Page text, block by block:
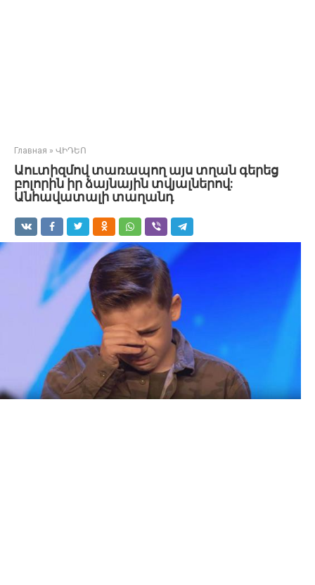
Главная » ՎԻԴԵՈ
Աուտիզմով տառապող այս տղան գերեց
բոլորին իր ձայնային տվյալներով:
Անհավատալի տաղանդ